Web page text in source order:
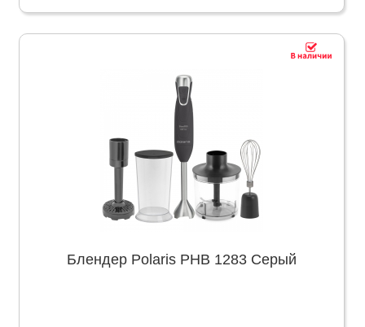
Блендер Polaris PHB 1283 Серый